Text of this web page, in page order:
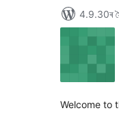
4.9.30ৰ
Welcome to